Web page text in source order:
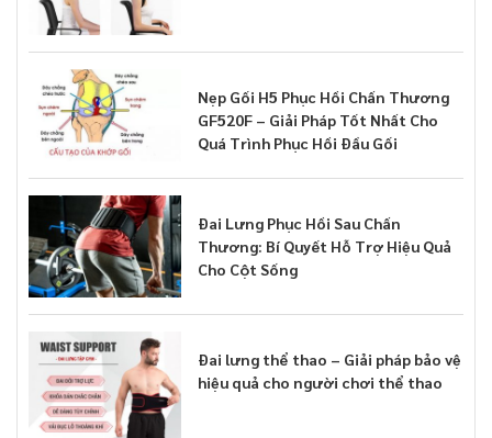
Nẹp Gối H5 Phục Hồi Chấn Thương
GF520F – Giải Pháp Tốt Nhất Cho
Quá Trình Phục Hồi Đầu Gối
Đai Lưng Phục Hồi Sau Chấn
Thương: Bí Quyết Hỗ Trợ Hiệu Quả
Cho Cột Sống
Đai lưng thể thao – Giải pháp bảo vệ
hiệu quả cho người chơi thể thao